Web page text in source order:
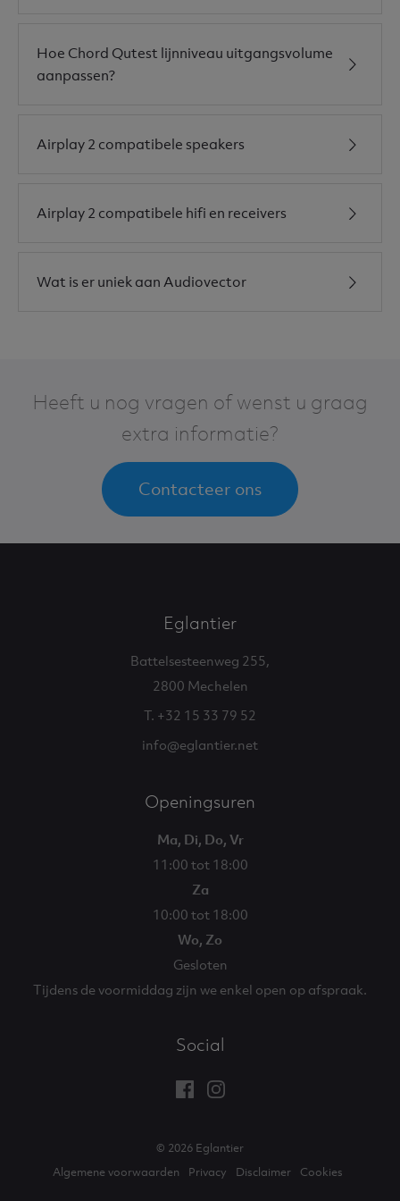
Hoe Chord Qutest lijnniveau uitgangsvolume
aanpassen?
Airplay 2 compatibele speakers
Airplay 2 compatibele hifi en receivers
Wat is er uniek aan Audiovector
Heeft u nog vragen of wenst u graag
extra informatie?
Contacteer ons
Eglantier
Battelsesteenweg 255,
2800 Mechelen
T. +32 15 33 79 52
info@eglantier.net
Openingsuren
Ma, Di, Do, Vr
11:00 tot 18:00
Za
10:00 tot 18:00
Wo, Zo
Gesloten
Tijdens de voormiddag zijn we enkel open op afspraak.
Social
FacebookInstagram
© 2026 Eglantier
Algemene voorwaarden
Privacy Disclaimer Cookies